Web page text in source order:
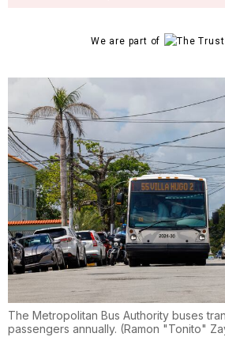
We are part of
The Metropolitan Bus Authority buses
passengers annually. (Ramon "Tonito"